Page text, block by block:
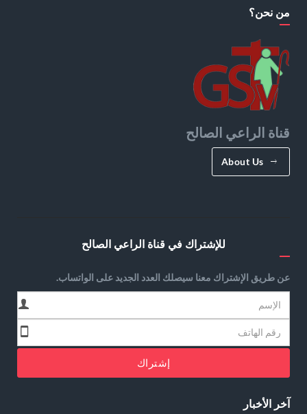
من نحن؟
قناة الراعي الصالح
About Us
للإشتراك في قناة الراعي الصالح
عن طريق الإشتراك معنا سيصلك العدد الجديد على الواتساب.
إشتراك
آخر الأخبار